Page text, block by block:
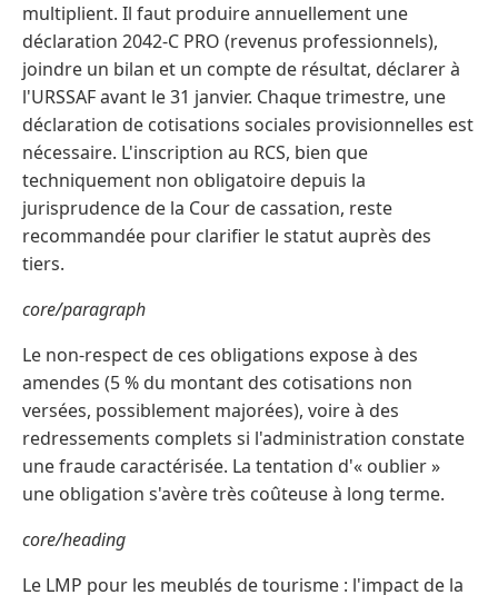
multiplient. Il faut produire annuellement une
déclaration 2042-C PRO (revenus professionnels),
joindre un bilan et un compte de résultat, déclarer à
l'URSSAF avant le 31 janvier. Chaque trimestre, une
déclaration de cotisations sociales provisionnelles est
nécessaire. L'inscription au RCS, bien que
techniquement non obligatoire depuis la
jurisprudence de la Cour de cassation, reste
recommandée pour clarifier le statut auprès des
tiers.
core/paragraph
Le non-respect de ces obligations expose à des
amendes (5 % du montant des cotisations non
versées, possiblement majorées), voire à des
redressements complets si l'administration constate
une fraude caractérisée. La tentation d'« oublier »
une obligation s'avère très coûteuse à long terme.
core/heading
Le LMP pour les meublés de tourisme : l'impact de la